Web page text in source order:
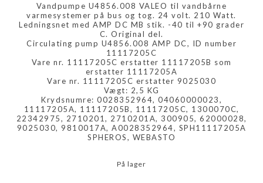
Vandpumpe U4856.008 VALEO til vandbårne
varmesystemer på bus og tog. 24 volt. 210 Watt.
Ledningsnet med AMP DC MB stik. -40 til +90 grader
C. Original del.
Circulating pump U4856.008 AMP DC, ID number
11117205C
Vare nr. 11117205C erstatter 11117205B som
erstatter 11117205A
Vare nr. 11117205C erstatter 9025030
Vægt: 2,5 KG
Krydsnumre: 0028352964, 04060000023,
11117205A, 11117205B, 11117205C, 1300070C,
22342975, 2710201, 2710201A, 300905, 62000028,
9025030, 9810017A, A0028352964, SPH11117205A
SPHEROS, WEBASTO
På lager